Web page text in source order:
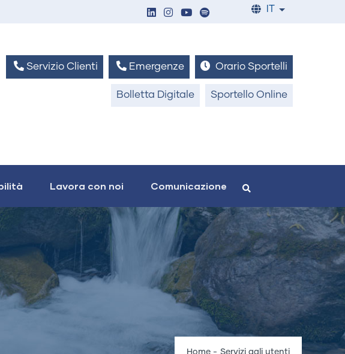
List
Servizio Clienti Emergenze Orario Sportelli
Bolletta Digitale Sportello Online
Lavora con noi Comunicazione